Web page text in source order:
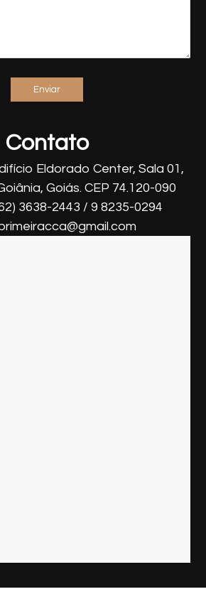
Contato
Eldorado Center, Sala 01,
Goiás. CEP 74.120-090
3638-2443 / 9 8235-0294